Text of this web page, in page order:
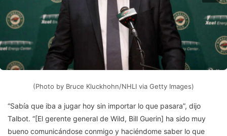
(Photo by Bruce Kluckhohn/NHLI via Getty Images)
“Sabía que iba a jugar hoy sin importar lo que pasara”, dijo
Talbot. “[El gerente general de Wild, Bill Guerin] ha sido muy
bueno comunicándose conmigo y haciéndome saber lo que